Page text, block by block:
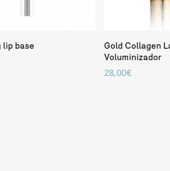
Añadir Al Carrito
lip base Añadir
Gold Collagen
Voluminizador
28,00€